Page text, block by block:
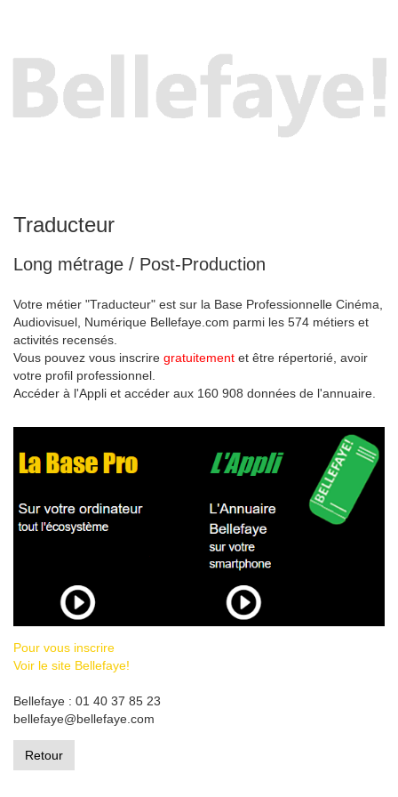
Traducteur
Long métrage / Post-Production
Votre métier "Traducteur" est sur la Base Professionnelle Cinéma,
Audiovisuel, Numérique Bellefaye.com parmi les 574 métiers et
activités recensés.
Vous pouvez vous inscrire gratuitement et être répertorié, avoir
votre profil professionnel.
Accéder à l'Appli et accéder aux 160 908 données de l'annuaire.
Pour vous inscrire
Voir le site Bellefaye!
Bellefaye : 01 40 37 85 23
bellefaye@bellefaye.com
Retour